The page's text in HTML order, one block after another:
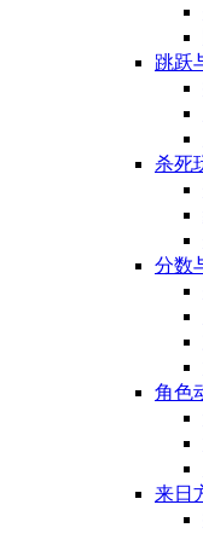
跳跃
杀死
分数
角色
来日